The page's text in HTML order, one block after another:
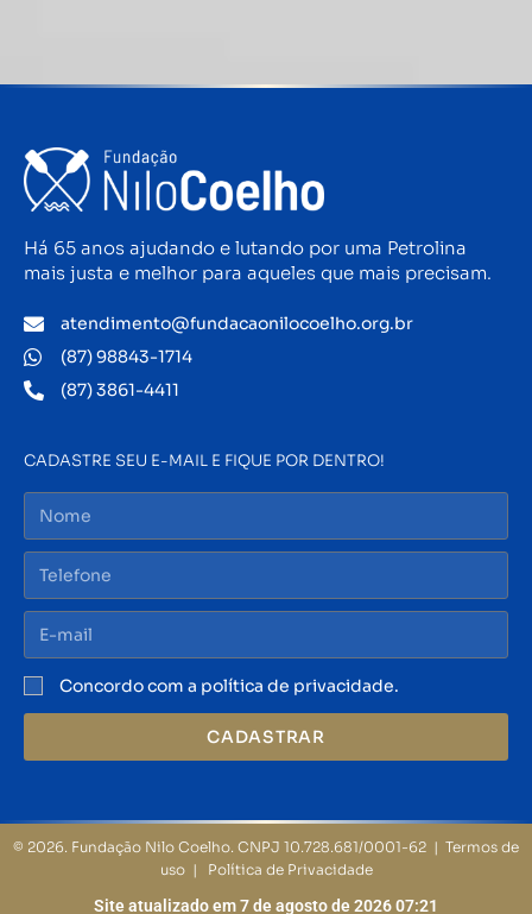
Há 65 anos ajudando e lutando por uma Petrolina
mais justa e melhor para aqueles que mais precisam.
atendimento@fundacaonilocoelho.org.br
(87) 98843-1714
(87) 3861-4411
CADASTRE SEU E-MAIL E FIQUE POR DENTRO!
Concordo com a política de privacidade.
CADASTRAR
© 2026. Fundação Nilo Coelho. CNPJ 10.728.681/0001-62 | Termos de
uso | Política de Privacidade
Site atualizado em 7 de agosto de 2026 07:21